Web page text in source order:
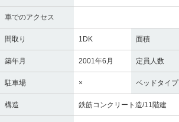
車でのアクセス
間取り 1DK 面積
築年月 2001年6月 定員人数
駐車場 × ベッドタイプ
構造 鉄筋コンクリート造/11階建